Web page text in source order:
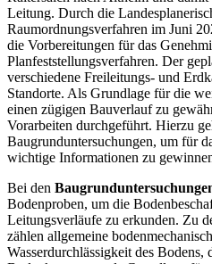
Leitung. Durch die
Raumordnungsverfahren im Juni
die Vorbereitungen für das
Planfeststellungsverfahren. Der
verschiedene Freileitungs- und
Standorte. Als Grundlage für die
einen zügigen Bauverlauf zu
Vorarbeiten durchgeführt. Hierzu
Baugrunduntersuchungen, um für
wichtige Informationen zu
Bei den
Bodenproben, um die
Leitungsverläufe zu erkunden. Zu
zählen allgemeine
Wasserdurchlässigkeit des